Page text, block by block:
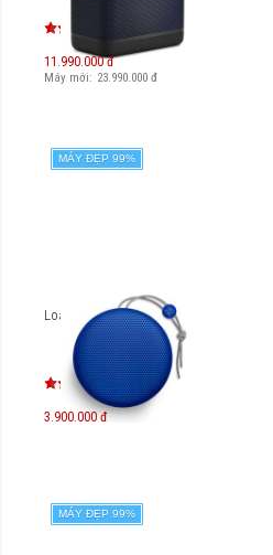
11.990.000 đ
Máy mới: 23.990.000 đ
MÁY ĐẸP 99%
Loa B&O Beoplay A1
3.900.000 đ
MÁY ĐẸP 99%